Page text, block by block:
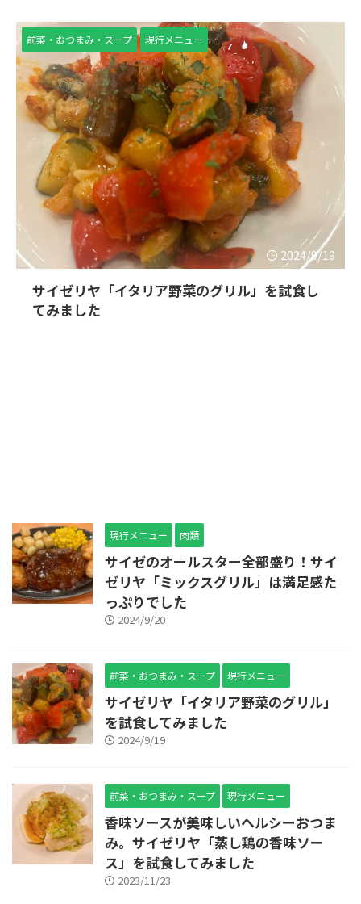
2024/9/19
前菜・おつまみ・スープ 現行メニュー
サイゼリヤ「イタリア野菜のグリル」を試食し
てみました
現行メニュー 肉類
サイゼのオールスター全部盛り！サイ
ゼリヤ「ミックスグリル」は満足感た
っぷりでした
2024/9/20
前菜・おつまみ・スープ 現行メニュー
サイゼリヤ「イタリア野菜のグリル」
を試食してみました
2024/9/19
前菜・おつまみ・スープ 現行メニュー
香味ソースが美味しいヘルシーおつま
み。サイゼリヤ「蒸し鶏の香味ソー
ス」を試食してみました
2023/11/23